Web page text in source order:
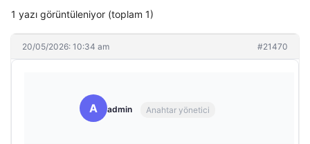
1 yazı görüntüleniyor (toplam 1)
20/05/2026: 10:34 am #21470
A admin Anahtar yönetici